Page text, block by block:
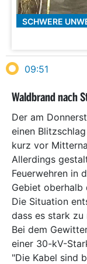
SCHWERE
09:51
Waldbrand nach
Der am
einen
kurz vor
Allerdings
Feuerwehren in
Gebiet oberhalb
Die Situation
dass es stark zu
Bei dem
einer 30-kV-
"Die Kabel sind